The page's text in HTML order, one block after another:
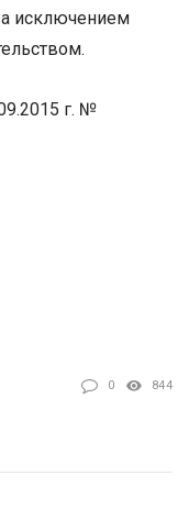
исключением
г. №
0 844